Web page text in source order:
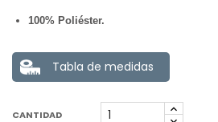
100% Poliéster.
Tabla de medidas
CANTIDAD